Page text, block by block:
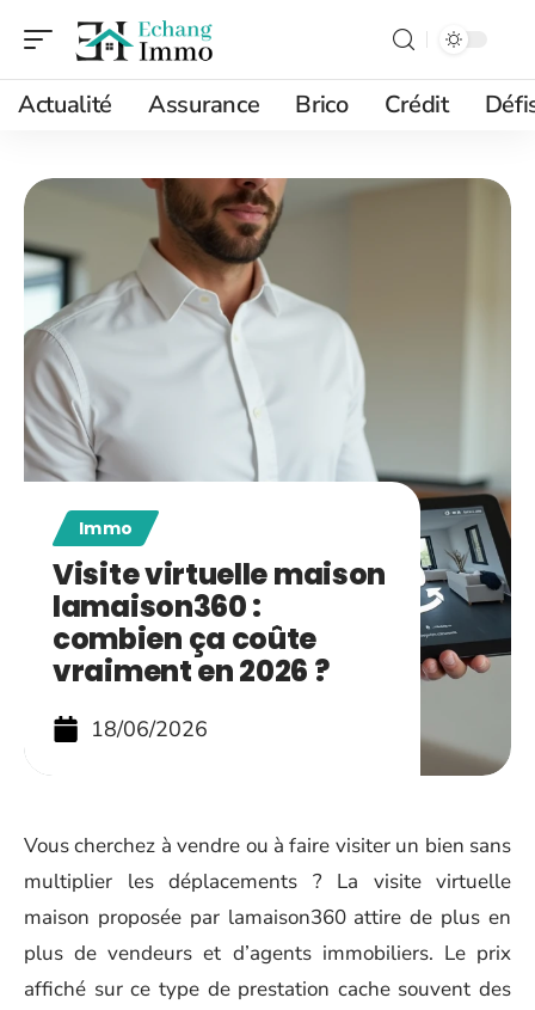
Actualité Assurance Brico Crédit
Immo
Visite virtuelle maison
lamaison360 :
combien ça coûte
vraiment en 2026 ?
18/06/2026
Vous cherchez à vendre ou à faire visiter un bien sans
multiplier les déplacements ? La visite virtuelle
maison proposée par lamaison360 attire de plus en
plus de vendeurs et d’agents immobiliers. Le prix
affiché sur ce type de prestation cache souvent des